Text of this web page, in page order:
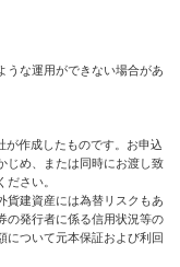
うな運用ができない場合があ
が作成したものです。お申込
じめ、または同時にお渡し致
さい。
貨建資産には為替リスクもあ
の発行者に係る信用状況等の
について元本保証および利回